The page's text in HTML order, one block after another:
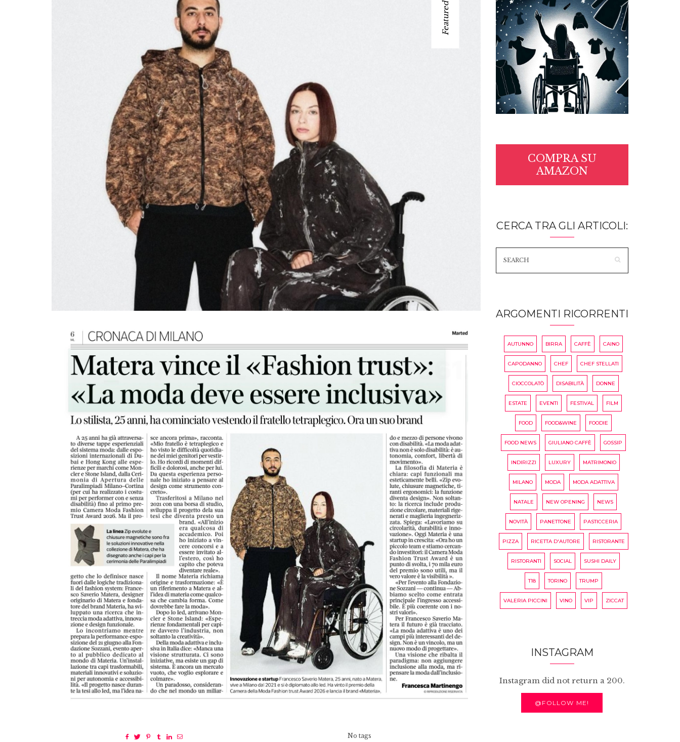
Featured
No tags
COMPRA SU
AMAZON
CERCA TRA GLI ARTICOLI:
ARGOMENTI RICORRENTI
AUTUNNO BIRRA CAFFÈ CAINO
CAPODANNO CHEF CHEF STELLATI
CIOCCOLATÒ DISABILITÀ DONNE
ESTATE EVENTI FESTIVAL FILM
FOOD FOOD&WINE FOODIE
FOOD NEWS GIULIANO CAFFÈ GOSSIP
INDIRIZZI LUXURY MATRIMONIO
MILANO MODA MODA ADATTIVA
NATALE NEW OPENING NEWS
NOVITÀ PANETTONE PASTICCERIA
PIZZA RICETTA D'AUTORE RISTORANTE
RISTORANTI SOCIAL SUSHI DAILY
T18 TORINO TRUMP
VALERIA PICCINI VINO VIP ZICCAT
INSTAGRAM
Instagram did not return a 200.
@FOLLOW ME!